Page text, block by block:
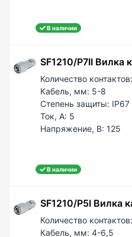
В наличии
SF1210/P7II Вилка
Количество контактов:
Кабель, мм: 5-8
Степень защиты: IP67
Ток, А: 5
Напряжение, В: 125
В наличии
SF1210/P5I Вилка
Количество контактов:
Кабель, мм: 4-6,5